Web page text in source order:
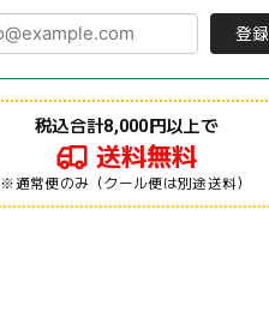
登録
税込合計8,000円以上で
送料無料
※通常便のみ（クール便は別途送料）